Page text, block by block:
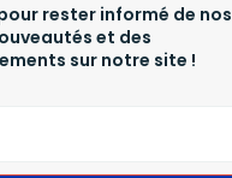
rester informé de nos
et des
sur notre site !